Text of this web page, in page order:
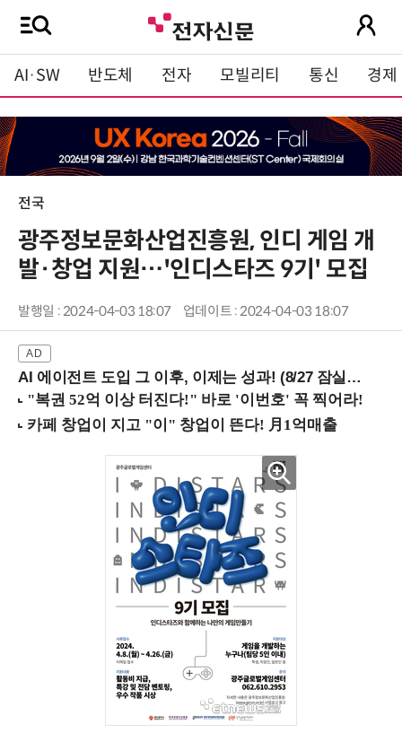
AI·SW 반도체 전자 모빌리티 통신 경제
전국
광주정보문화산업진흥원, 인디 게임 개
발·창업 지원…'인디스타즈 9기' 모집
발행일 : 2024-04-03 18:07 업데이트 : 2024-04-03 18:07
AI 에이전트 도입 그 이후, 이제는 성과! (8/27 잠실역)